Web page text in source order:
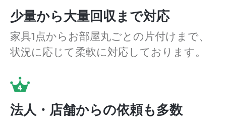
少量から大量回収まで対応
家具1点からお部屋丸ごとの片付けまで、
状況に応じて柔軟に対応しております。
法人・店舗からの依頼も多数